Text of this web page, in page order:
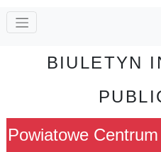
BIULETYN
Powiatowe